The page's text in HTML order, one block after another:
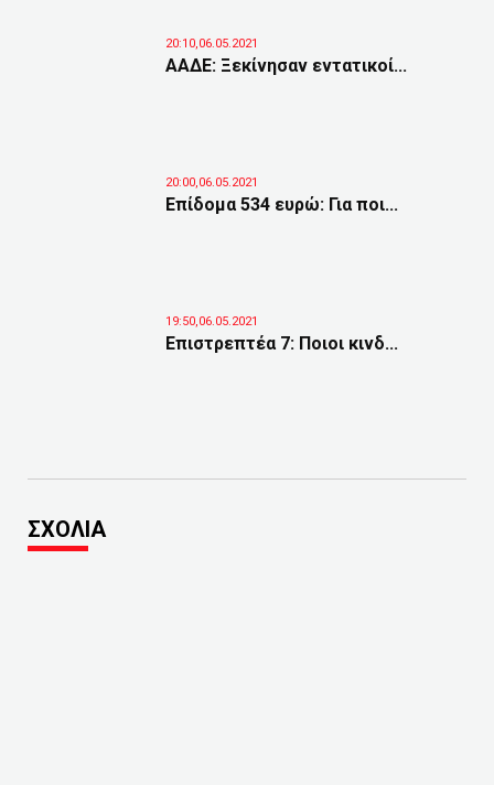
20:10,06.05.2021
ΑΑΔΕ: Ξεκίνησαν εντατικοί...
20:00,06.05.2021
Επίδομα 534 ευρώ: Για ποι...
19:50,06.05.2021
Επιστρεπτέα 7: Ποιοι κινδ...
ΣΧΟΛΙΑ